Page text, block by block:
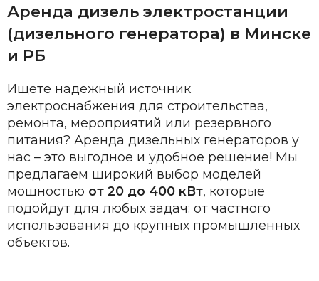
Аренда дизель электростанции
(дизельного генератора) в Минске
и РБ
Ищете надежный источник
электроснабжения для строительства,
ремонта, мероприятий или резервного
питания? Аренда дизельных генераторов у
нас – это выгодное и удобное решение! Мы
предлагаем широкий выбор моделей
мощностью от 20 до 400 кВт, которые
подойдут для любых задач: от частного
использования до крупных промышленных
объектов.